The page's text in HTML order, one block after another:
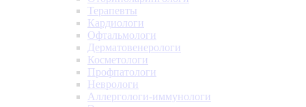
Терапевты
Кардиологи
Офтальмологи
Дерматовенерологи
Косметологи
Профпатологи
Неврологи
Аллергологи-иммунологи